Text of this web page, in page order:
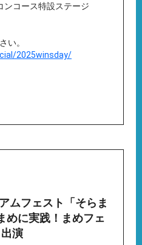
ンコース特設ステージ
い。
2025winsday/
ムフェスト「そらま
めに実践！まめフェ
演